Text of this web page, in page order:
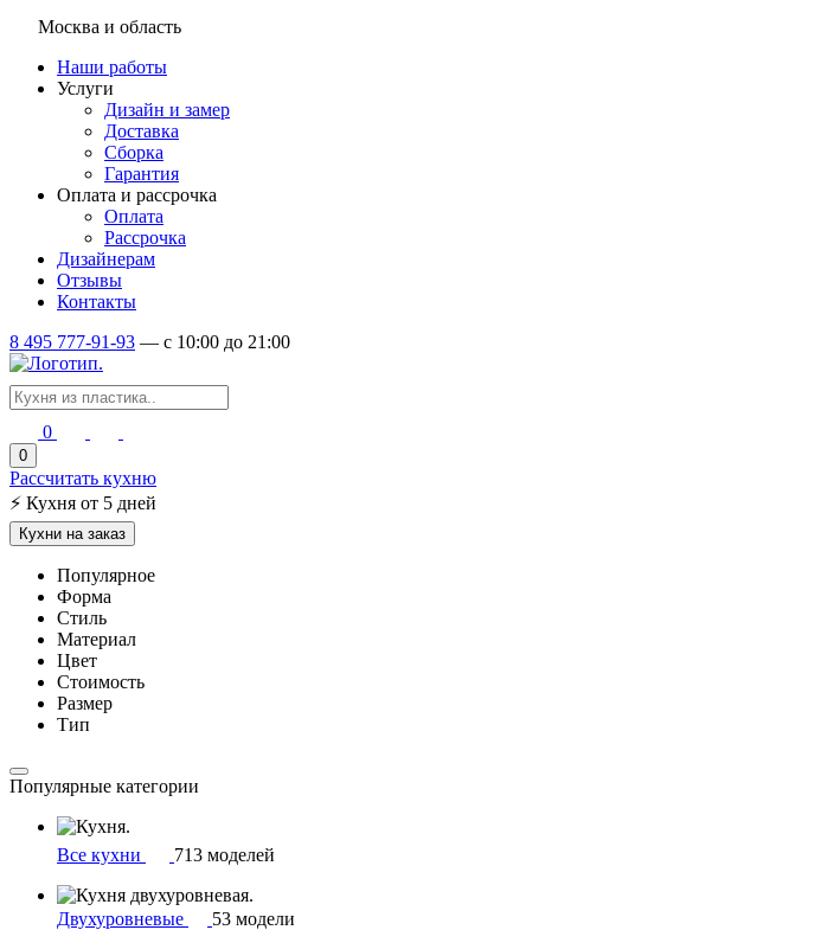
Москва и область
Наши работы
Услуги
Дизайн и замер
Доставка
Сборка
Гарантия
Оплата и рассрочка
Оплата
Рассрочка
Дизайнерам
Отзывы
Контакты
8 495 777-91-93 — c 10:00 до 21:00
0
0
Рассчитать кухню
⚡ Кухня от 5 дней
Кухни на заказ
Популярное
Форма
Стиль
Материал
Цвет
Стоимость
Размер
Тип
Популярные категории
Все кухни 713 моделей
Двухуровневые 53 модели